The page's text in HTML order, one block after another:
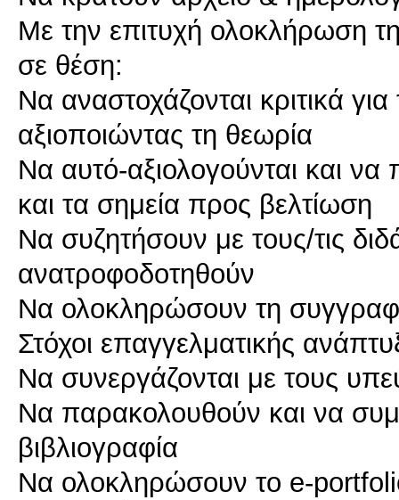
Με την επιτυχή ολοκλήρωση
σε θέση:
Να αναστοχάζονται κριτικά
αξιοποιώντας τη θεωρία
Να αυτό-αξιολογούνται και
και τα σημεία προς βελτίωση
Να συζητήσουν με τους/τις
ανατροφοδοτηθούν
Να ολοκληρώσουν τη
Στόχοι επαγγελματικής
Να συνεργάζονται με τους
Να παρακολουθούν και να
βιβλιογραφία
Να ολοκληρώσουν το e-